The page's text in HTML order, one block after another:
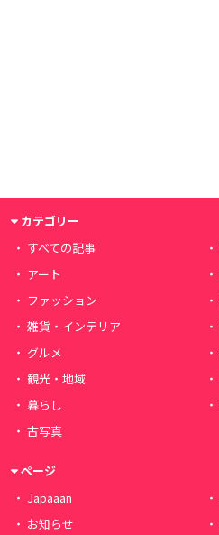
カテゴリー
すべての記事
アート
ファッション
雑貨・インテリア
グルメ
観光・地域
暮らし
古写真
ページ
Japaaan
お知らせ